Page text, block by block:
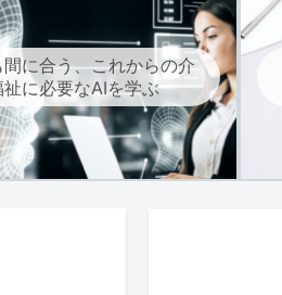
に合う、これからの介
祉に必要なAIを学ぶ